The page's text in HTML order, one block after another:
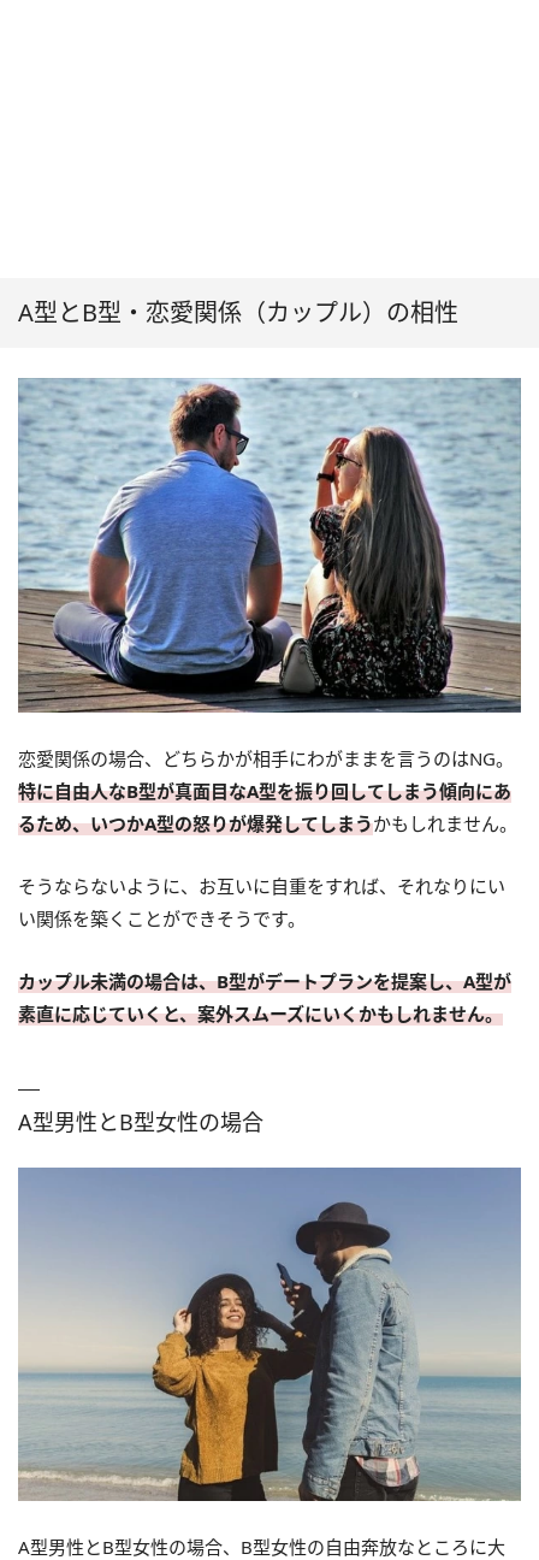
A型とB型・恋愛関係（カップル）の相性
恋愛関係の場合、どちらかが相手にわがままを言うのはNG。
特に自由人なB型が真面目なA型を振り回してしまう傾向にあ
るため、いつかA型の怒りが爆発してしまうかもしれません。
そうならないように、お互いに自重をすれば、それなりにい
い関係を築くことができそうです。
カップル未満の場合は、B型がデートプランを提案し、A型が
素直に応じていくと、案外スムーズにいくかもしれません。
A型男性とB型女性の場合
A型男性とB型女性の場合、B型女性の自由奔放なところに大